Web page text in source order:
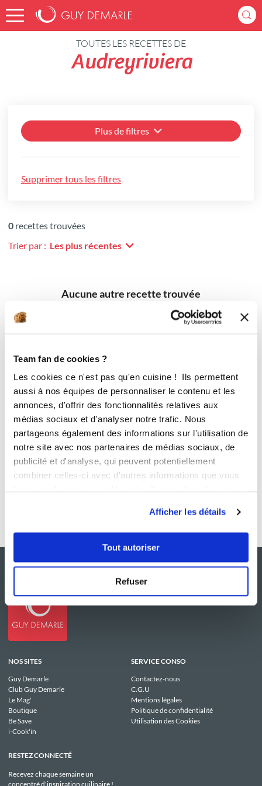
Team fan de cookies ?
Les cookies ce n'est pas qu'en cuisine ! Ils permettent
aussi à nos équipes de personnaliser le contenu et les
annonces, d'offrir des fonctionnalités relatives aux
médias sociaux et d'analyser notre trafic. Nous
partageons également des informations sur l'utilisation de
notre site avec nos partenaires de médias sociaux, de
publicité et d'analyse, qui peuvent potentiellement
combiner celles-ci avec d'autres informations que vous
Afficher les détails
Tout autoriser
Refuser
Accueil Recettes
TOUTES LES RECETTES DE
Audreyriviera
Plus de filtres
Supprimer tous les filtres
0 recettes trouvées
Trier par : Les plus récentes
Aucune autre recette trouvée
NOS SITES
Guy Demarle
Club Guy Demarle
Le Mag'
Boutique
Be Save
i-Cook'in
SERVICE CONSO
Contactez-nous
C.G.U
Mentions légales
Politique de confidentialité
Utilisation des Cookies
RESTEZ CONNECTÉ
Recevez chaque semaine un
concentré d'inspiration cuilinaire !